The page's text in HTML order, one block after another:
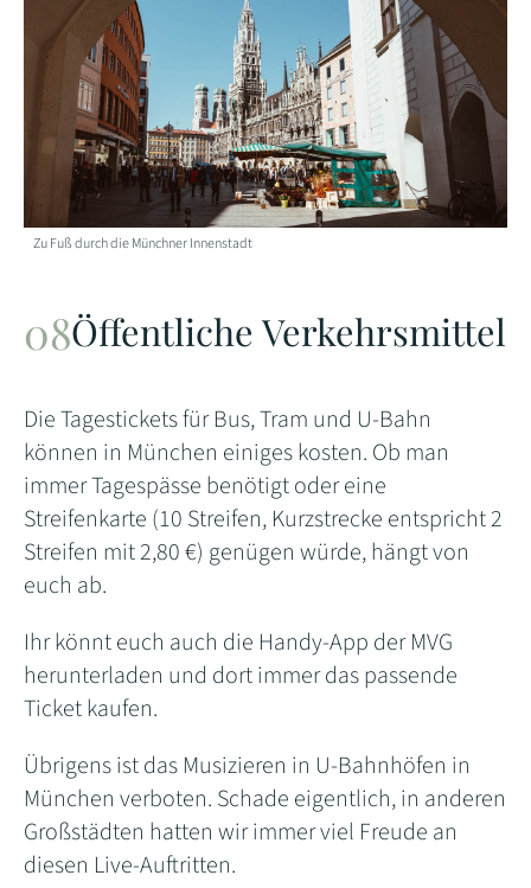
Zu Fuß durch die Münchner Innenstadt
Öffentliche Verkehrsmittel
Die Tagestickets für Bus, Tram und U-Bahn
können in München einiges kosten. Ob man
immer Tagespässe benötigt oder eine
Streifenkarte (10 Streifen, Kurzstrecke entspricht 2
Streifen mit 2,80 €) genügen würde, hängt von
euch ab.
Ihr könnt euch auch die Handy-App der MVG
herunterladen und dort immer das passende
Ticket kaufen.
Übrigens ist das Musizieren in U-Bahnhöfen in
München verboten. Schade eigentlich, in anderen
Großstädten hatten wir immer viel Freude an
diesen Live-Auftritten.